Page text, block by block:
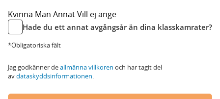
Kvinna Man AnnatVill ej ange
Hade du ett annat avgångsår än dina klasskamrater?
*Obligatoriska fält
Jag godkänner deallmänna villkoren och har tagit del
avdataskyddsinformationen.